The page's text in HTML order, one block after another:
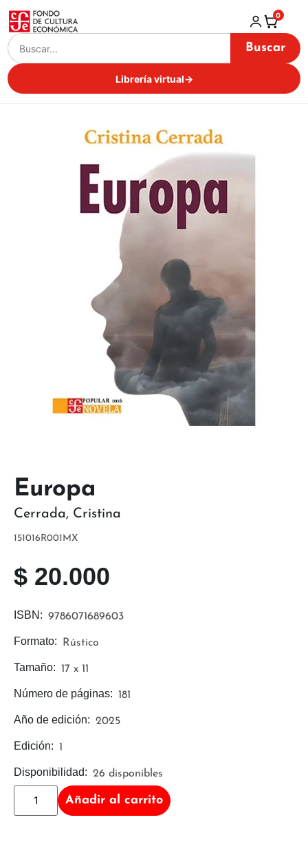
Buscar
Librería virtual→
0
Añadir al carrito
Disponibilidad: 26 disponibles
Edición: 1
Año de edición: 2025
Número de páginas: 181
Tamaño: 17 x 11
Formato: Rústico
ISBN: 9786071689603
$ 20.000
151016R001MX
Cerrada, Cristina
Europa